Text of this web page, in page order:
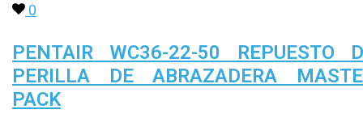
0
PENTAIR WC36-22-50 REPUESTO
PERILLA DE ABRAZADERA
PACK